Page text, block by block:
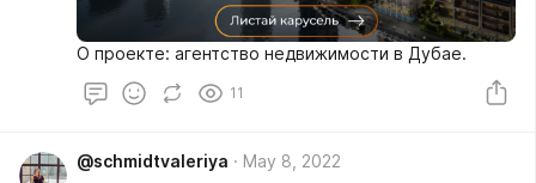
О проекте: агентство недвижимости в Дубае.
11
@schmidtvaleriya May 8, 2022